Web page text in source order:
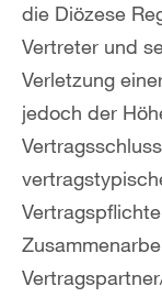
die Diözese
Vertreter und
Verletzung
jedoch der